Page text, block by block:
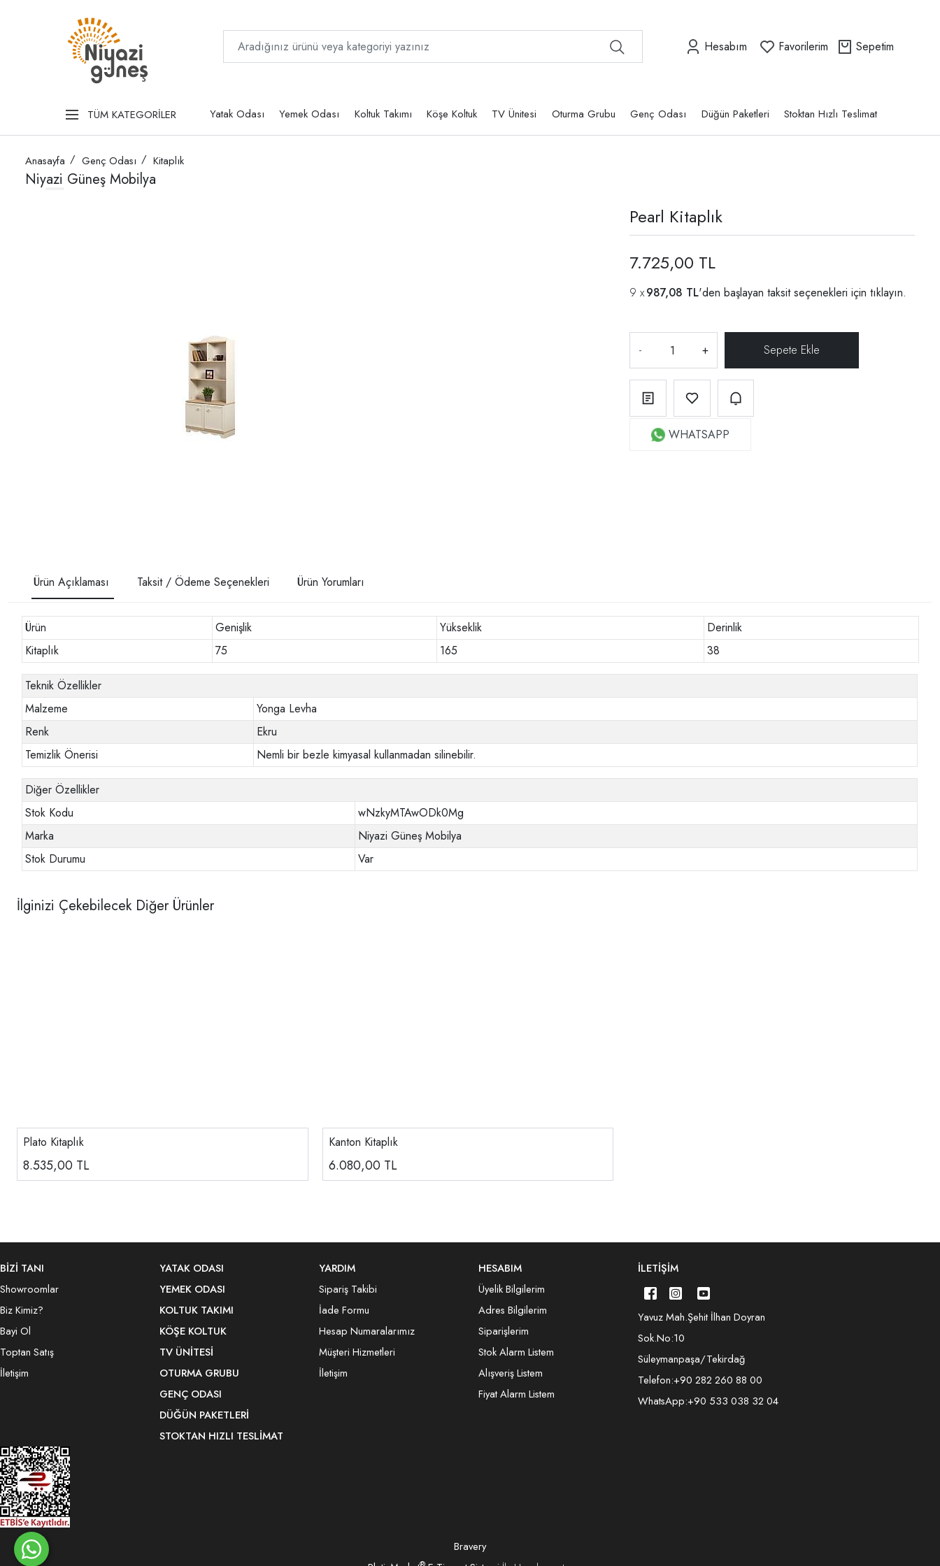
Hesabım Favorilerim Sepetim
TÜM KATEGORİLER Yatak Odası Yemek Odası Koltuk Takımı Köşe Koltuk TV Ünitesi Oturma Grubu Genç Odası Düğün Paketleri Stoktan Hızlı Teslimat
Anasayfa Genç Odası Kitaplık
Niyazi Güneş Mobilya
Pearl Kitaplık
7.725,00 TL
987,08 TL'den başlayan taksit seçenekleri için tıklayın.
- +
WHATSAPP
Ürün Açıklaması Taksit / Ödeme Seçenekleri Ürün Yorumları
Ürün Genişlik Yükseklik
Derinlik
Kitaplık
75 165 38
Teknik Özellikler
Malzeme
Yonga Levha
Renk
Ekru
Temizlik Önerisi
Nemli bir bezle kimyasal kullanmadan silinebilir.
Diğer Özellikler
Stok Kodu
wNzkyMTAwODk0Mg
Marka
Niyazi Güneş Mobilya
Stok Durumu
Var
İlginizi Çekebilecek Diğer Ürünler
Plato Kitaplık
8.535,00 TL
Kanton Kitaplık
6.080,00 TL
BİZİ TANI
Showroomlar
Biz Kimiz?
Bayi Ol
Toptan Satış
İletişim
YATAK ODASI
YEMEK ODASI
KOLTUK TAKIMI
KÖŞE KOLTUK
TV ÜNITESI
OTURMA GRUBU
GENÇ ODASI
DÜĞÜN PAKETLERI
STOKTAN HIZLI TESLIMAT
YARDIM
Sipariş Takibi
İade Formu
Hesap Numaralarımız
Müşteri Hizmetleri
İletişim
HESABIM
Üyelik Bilgilerim
Adres Bilgilerim
Siparişlerim
Stok Alarm Listem
Alışveriş Listem
Fiyat Alarm Listem
İLETIŞIM
Yavuz Mah.Şehit İlhan Doyran
Sok.No:10
Süleymanpaşa/Tekirdağ
Telefon:+90 282 260 88 00
WhatsApp:+90 533 038 32 04
Bravery